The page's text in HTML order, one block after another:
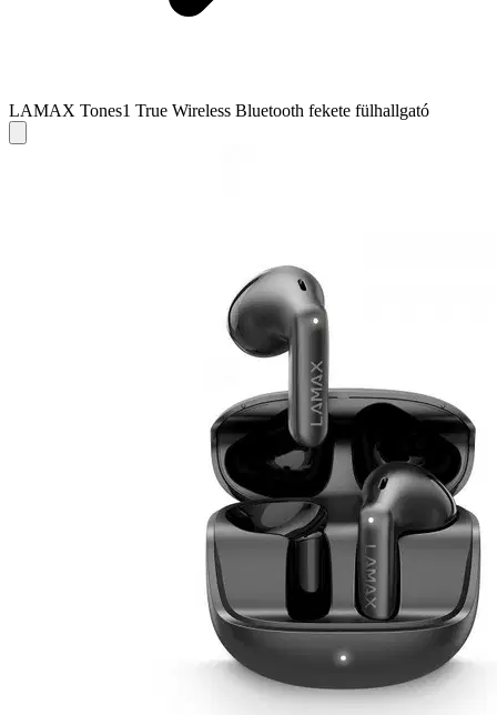
LAMAX Tones1 True Wireless Bluetooth fekete fülhallgató